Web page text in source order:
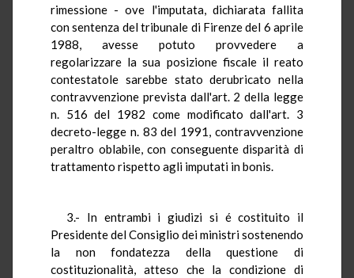
rimessione - ove l'imputata, dichiarata fallita
con sentenza del tribunale di Firenze del 6 aprile
1988, avesse potuto provvedere a
regolarizzare la sua posizione fiscale il reato
contestatole sarebbe stato derubricato nella
contravvenzione prevista dall'art. 2 della legge
n. 516 del 1982 come modificato dall'art. 3
decreto-legge n. 83 del 1991, contravvenzione
peraltro oblabile, con conseguente disparità di
trattamento rispetto agli imputati in bonis.
3.- In entrambi i giudizi si é costituito il
Presidente del Consiglio dei ministri sostenendo
la non fondatezza della questione di
costituzionalità, atteso che la condizione di